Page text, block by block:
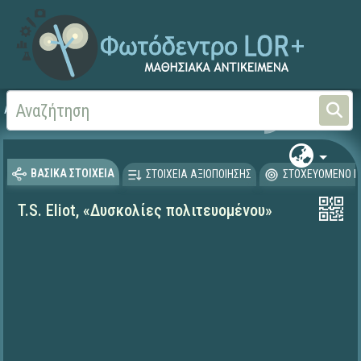
Αρχική Γλώσσα και Λογοτεχνία
ΒΑΣΙΚΑ ΣΤΟΙΧΕΙΑ ΣΤΟΙΧΕΙΑ ΑΞΙΟΠΟΙΗΣΗΣ ΣΤΟΧΕΥΟΜΕΝΟ
T.S. Eliot, «Δυσκολίες πολιτευομένου»